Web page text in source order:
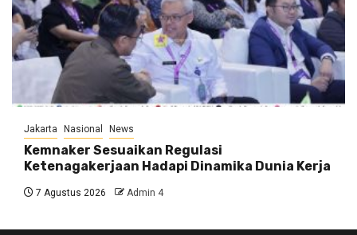
Jakarta Nasional News
Kemnaker Sesuaikan Regulasi
Ketenagakerjaan Hadapi Dinamika Dunia Kerja
7 Agustus 2026 Admin 4